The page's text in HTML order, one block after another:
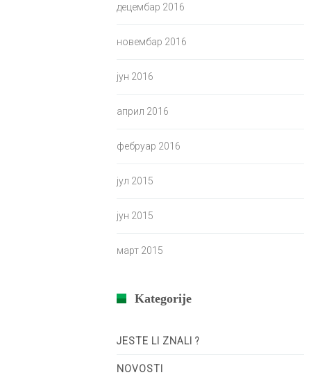
децембар 2016
новембар 2016
јун 2016
април 2016
фебруар 2016
јул 2015
јун 2015
март 2015
Kategorije
JESTE LI ZNALI ?
NOVOSTI